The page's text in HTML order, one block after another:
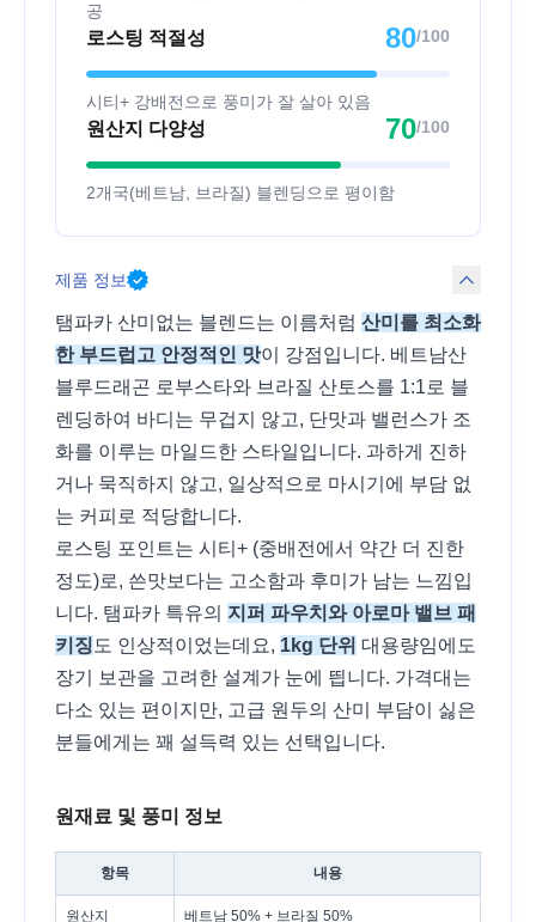
공
로스팅 적절성 80/100
시티+ 강배전으로 풍미가 잘 살아 있음
원산지 다양성 70/100
2개국(베트남, 브라질) 블렌딩으로 평이함
제품 정보
탬파카 산미없는 블렌드는 이름처럼 산미를 최소화
한 부드럽고 안정적인 맛이 강점입니다. 베트남산
블루드래곤 로부스타와 브라질 산토스를 1:1로 블
렌딩하여 바디는 무겁지 않고, 단맛과 밸런스가 조
화를 이루는 마일드한 스타일입니다. 과하게 진하
거나 묵직하지 않고, 일상적으로 마시기에 부담 없
는 커피로 적당합니다.
로스팅 포인트는 시티+ (중배전에서 약간 더 진한
정도)로, 쓴맛보다는 고소함과 후미가 남는 느낌입
니다. 탬파카 특유의 지퍼 파우치와 아로마 밸브 패
키징 도 인상적이었는데요, 1kg 단위 대용량임에도
장기 보관을 고려한 설계가 눈에 띕니다. 가격대는
다소 있는 편이지만, 고급 원두의 산미 부담이 싫은
분들에게는 꽤 설득력 있는 선택입니다.
원재료 및 풍미 정보
항목 내용
원산지 베트남 50% + 브라질 50%